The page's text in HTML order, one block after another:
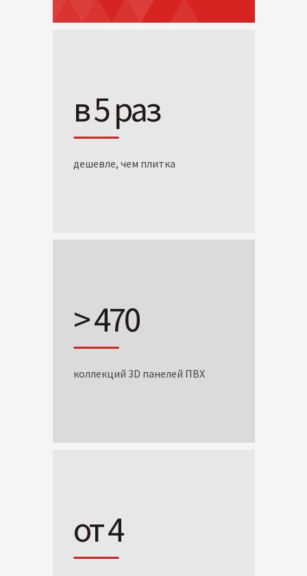
в 5 раз
дешевле, чем плитка
> 470
коллекций 3D панелей ПВХ
от 4